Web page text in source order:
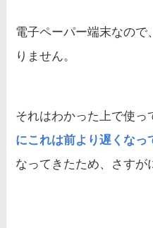
電子ペーパー端末なので
りません。
それはわかった上で使っ
にこれは前より遅くなっ
なってきたため、さすが